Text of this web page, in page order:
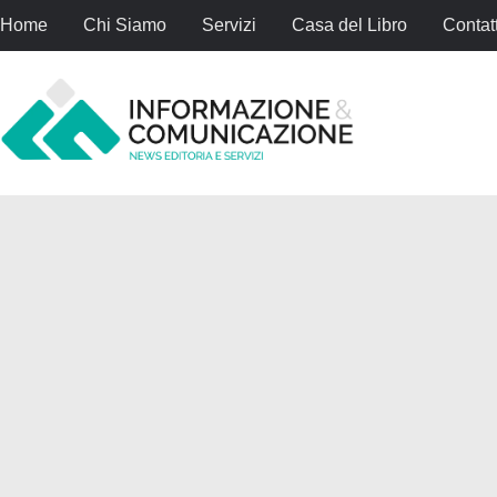
Home Chi Siamo Servizi Casa del Libro